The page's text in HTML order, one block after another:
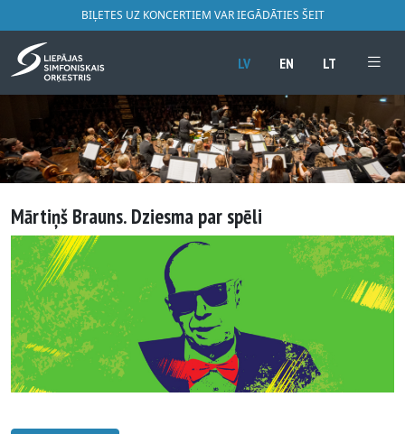
BIĻETES UZ KONCERTIEM VAR IEGĀDĀTIES ŠEIT
LV EN LT
Mārtiņš Brauns. Dziesma par spēli